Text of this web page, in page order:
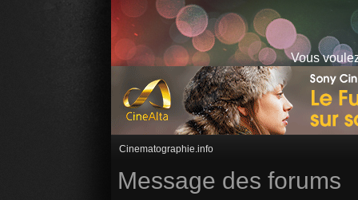
Vous
Cinematographie.info
Message des forums